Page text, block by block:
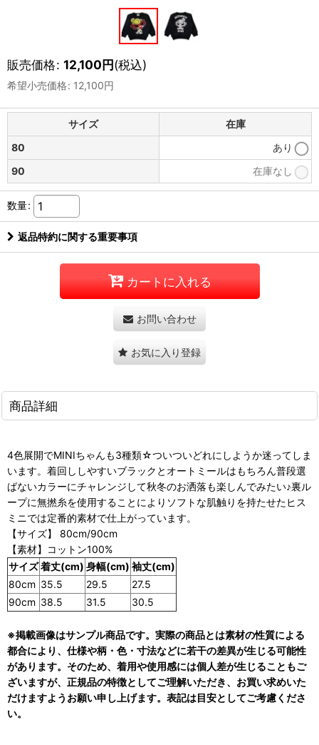
販売価格: 12,100円(税込)
希望小売価格: 12,100円
サイズ
在庫
80
あり
90
在庫なし
数量:
返品特約に関する重要事項
カートに入れる
お問い合わせ
お気に入り登録
商品詳細
4色展開でMINIちゃんも3種類☆ついついどれにしようか迷ってしま
います。着回ししやすいブラックとオートミールはもちろん普段選
ばないカラーにチャレンジして秋冬のお洒落も楽しんでみたい♪裏ル
ープに無撚糸を使用することによりソフトな肌触りを持たせたヒス
ミニでは定番的素材で仕上がっています。
【サイズ】 80cm/90cm
【素材】コットン100%
サイズ着丈(cm) 身幅(cm) 袖丈(cm)
80cm 35.5 29.5
27.5
90cm 38.5 31.5 30.5
※掲載画像はサンプル商品です。実際の商品とは素材の性質による
都合により、仕様や柄・色・寸法などに若干の差異が生じる可能性
があります。そのため、着用や使用感には個人差が生じることもご
ざいますが、正規品の特徴としてご理解いただき、お買い求めいた
だけますようお願い申し上げます。表記は目安としてご考慮くださ
い。